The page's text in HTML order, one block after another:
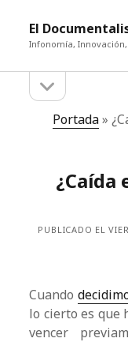
El
Infonomía,
Barra
lateral
la
lateral
Portada»
¿Caída
PUBLICADO EL
Cuando
lo cierto es que
vencer